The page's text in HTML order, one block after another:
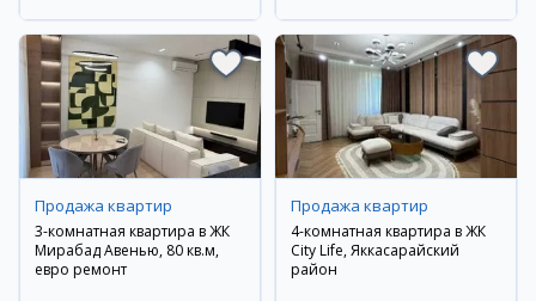
Продажа квартир
3-комнатная квартира в ЖК
Мирабад Авенью, 80 кв.м,
евро ремонт
Продажа квартир
4-комнатная квартира в ЖК
City Life, Яккасарайский
район